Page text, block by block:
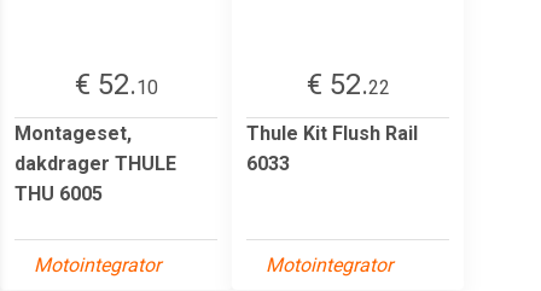
€ 52.10
Montageset,
dakdrager THULE
THU 6005
Motointegrator
€ 52.22
Thule Kit Flush Rail
6033
Motointegrator